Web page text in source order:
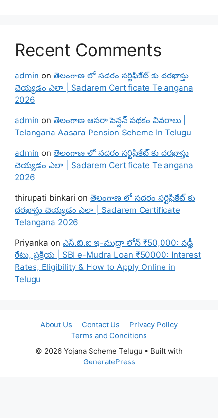
Recent Comments
admin on తెలంగాణ లో సదరం సర్టిఫికేట్ కు దరఖాస్తు
చెయ్యడం ఎలా | Sadarem Certificate Telangana
2026
admin on తెలంగాణ ఆసరా పెన్షన్ పథకం వివరాలు |
Telangana Aasara Pension Scheme In Telugu
admin on తెలంగాణ లో సదరం సర్టిఫికేట్ కు దరఖాస్తు
చెయ్యడం ఎలా | Sadarem Certificate Telangana
2026
thirupati binkari on తెలంగాణ లో సదరం సర్టిఫికేట్ కు
దరఖాస్తు చెయ్యడం ఎలా | Sadarem Certificate
Telangana 2026
Priyanka on ఎస్.బి.ఐ ఇ-ముద్రా లోన్ ₹50,000: వడ్డీ
రేటు, ప్రక్రియ | SBI e-Mudra Loan ₹50000: Interest
Rates, Eligibility & How to Apply Online in
Telugu
About Us Contact Us
Privacy Policy
Terms and Conditions
© 2026 Yojana Scheme Telugu • Built with
GeneratePress